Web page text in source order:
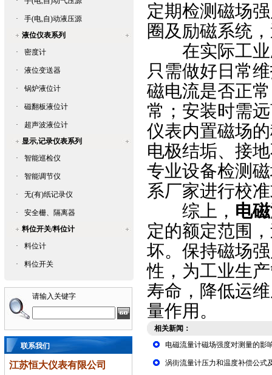
·
手(电,自)动液压源
液位仪表系列
·
密度计
· 液位变送器
· 锅炉液位计
· 磁翻板液位计
·
超声波液位计
显示,记录仪表系列
·
智能巡检仪
· 智能调节仪
· 无(有)纸记录仪
·
安全栅、隔离器
料位开关/料位计
·
料位计
· 料位开关
请输入关键字
联系我们
江苏恒大仪表有限公司
定期检测磁场
圈及励磁系统
在实际工业
只需做好日常
磁电流是否正
常；安装时需
仪表内置磁场
电极结垢、接
专业设备检测
系厂家进行校
综上， 电
定的额定范围
坏。保持磁场
性，为工业生
寿命，降低运
量作用。
相关新闻：
电磁流量计磁场强度对测量的影
涡街流量计压力和温度补偿公式